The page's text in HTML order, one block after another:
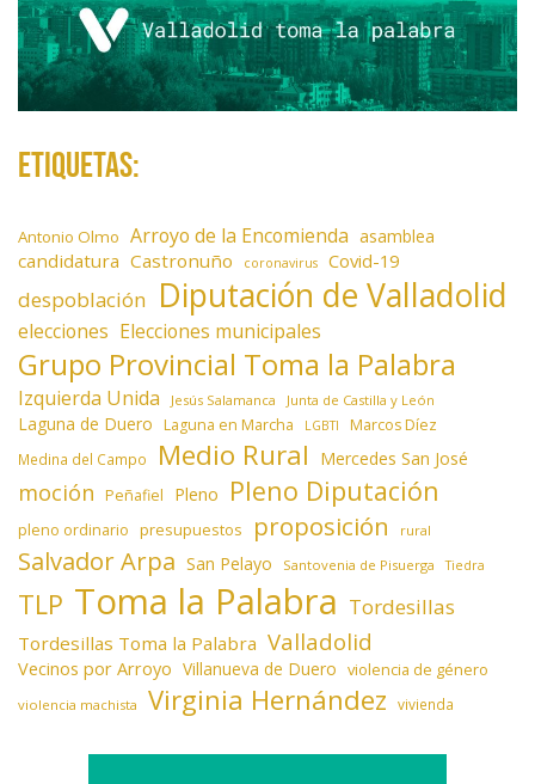
Etiquetas:
Antonio Olmo Arroyo de la Encomienda asamblea
candidatura Castronuño coronavirus Covid-19
despoblación Diputación de Valladolid
elecciones Elecciones municipales
Grupo Provincial Toma la Palabra
Izquierda Unida Jesús Salamanca Junta de Castilla y León
Laguna de Duero Laguna en Marcha LGBTI Marcos Díez
Medina del Campo Medio Rural Mercedes San José
moción Peñafiel Pleno Pleno Diputación
pleno ordinario presupuestos proposición rural
Salvador Arpa San Pelayo Santovenia de Pisuerga Tiedra
TLP Toma la Palabra Tordesillas
Tordesillas Toma la Palabra Valladolid
Vecinos por Arroyo Villanueva de Duero violencia de género
violencia machista Virginia Hernández vivienda